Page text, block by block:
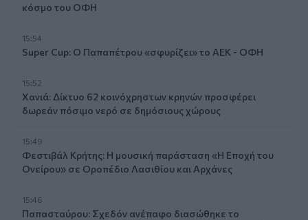
κόσμο του ΟΦΗ
15:54
Super Cup: Ο Παπαπέτρου «σφυρίζει» το ΑΕΚ - ΟΦΗ
15:52
Χανιά: Δίκτυο 62 κοινόχρηστων κρηνών προσφέρει
δωρεάν πόσιμο νερό σε δημόσιους χώρους
15:49
Φεστιβάλ Κρήτης: Η μουσική παράσταση «Η Εποχή του
Ονείρου» σε Οροπέδιο Λασιθίου και Αρχάνες
15:46
Παπασταύρου: Σχεδόν ανέπαφο διασώθηκε το